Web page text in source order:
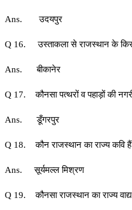
Ans. उदयपुर
Q 16. उस्ताकला से राजस्थान के
Ans. बीकानेर
Q 17. कौनसा पत्थरों व पहाड़ों की
Ans. डूँगरपुर
Q 18. कौन राजस्थान का राज्य कवि
Ans. सूर्यमल्ल मिश्रण
Q 19. कौनसा राजस्थान का राज्य